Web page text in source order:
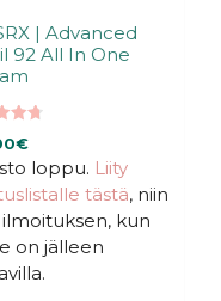
| Advanced
92 All In One
€
loppu. Liity
tästä, niin
kun
on jälleen